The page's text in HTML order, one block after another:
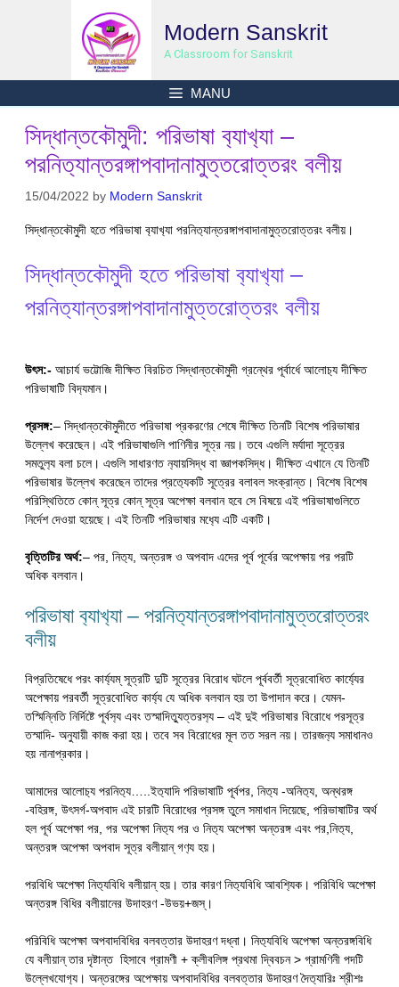
Modern Sanskrit
A Classroom for Sanskrit
MANU
সিদ্ধান্তক‍ৌমুদী: পরিভাষা ব‍্যাখ‍্যা –
পরনিত‍্যান্তরঙ্গাপবাদানামুত্তরোত্তরং বলীয়
15/04/2022 by Modern Sanskrit
সিদ্ধান্তক‍ৌমুদী হতে পরিভাষা ব‍্যাখ‍্যা পরনিত‍্যান্তরঙ্গাপবাদানামুত্তরোত্তরং বলীয়।
সিদ্ধান্তক‍ৌমুদী হতে পরিভাষা ব‍্যাখ‍্যা –
পরনিত‍্যান্তরঙ্গাপবাদানামুত্তরোত্তরং বলীয়
উৎস:- আচার্য ভট্টোজি দীক্ষিত বিরচিত সিদ্ধান্তকৌমুদী গ্রন্থের পূর্বার্ধে আলোচ‍্য দীক্ষিত
পরিভাষাটি বিদ‍্যমান।
প্রসঙ্গ:– সিদ্ধান্তকৌমুদীতে পরিভাষা প্রকরণের শেষে দীক্ষিত তিনটি বিশেষ পরিভাষার
উল্লেখ করেছেন। এই পরিভাষাগুলি পাণিনীর সূত্র নয়। তবে এগুলি মর্যাদা সূত্রের
সমতুল‍্য বলা চলে। এগুলি সাধারণত ন‍্যায়সিদ্ধ বা জ্ঞাপকসিদ্ধ। দীক্ষিত এখানে যে তিনটি
পরিভাষার উল্লেখ করেছেন তাদের প্রত‍্যেকটি সূত্রের বলাবল সংক্রান্ত। বিশেষ বিশেষ
পরিস্থিতিতে কোন্ সূত্র কোন্ সূত্র অপেক্ষা বলবান হবে সে বিষয়ে এই পরিভাষাগুলিতে
নির্দেশ দেওয়া হয়েছে। এই তিনটি পরিভাষার মধ‍্যে এটি একটি।
বৃত্তিটির অর্থ:– পর, নিত‍্য, অন্তরঙ্গ ও অপবাদ এদের পূর্ব পূর্বের অপেক্ষায় পর পরটি
অধিক বলবান।
পরিভাষা ব‍্যাখ‍্যা – পরনিত‍্যান্তরঙ্গাপবাদানামুত্তরোত্তরং
বলীয়
বিপ্রতিষেধে পরং কার্য‍্যম্ সূত্রটি দুটি সূত্রের বিরোধ ঘটলে পূর্ববর্তী সূত্রবোধিত কার্য‍্যের
অপেক্ষায় পরবর্তী সূত্রবোধিত কার্য‍্য যে অধিক বলবান হয় তা উপাদান করে। যেমন-
তস্মিন্নিতি নির্দিষ্টে পূর্বস‍্য এবং তস্মাদিত‍্যুত্তরস‍্য – এই দুই পরিভাষার বিরোধে পরসূত্র
তস্মাদি- অনুযায়ী কাজ করা হয়। তবে সব বিরোধের মূল তত সরল নয়। তারজন‍্য সমাধানও
হয় নানাপ্রকার।
আমাদের আলোচ‍্য পরনিত‍্য…..ইত‍্যাদি পরিভাষাটি পূর্বপর, নিত‍্য -অনিত‍্য, অন্থরঙ্গ
-বহিরঙ্গ, উৎসর্গ-অপবাদ এই চারটি বিরোধের প্রসঙ্গ তুলে সমাধান দিয়েছে, পরিভাষাটির অর্থ
হল পূর্ব অপেক্ষা পর, পর অপেক্ষা নিত‍্য পর ও নিত‍্য অপেক্ষা অন্তরঙ্গ এবং পর,নিত‍্য,
অন্তরঙ্গ অপেক্ষা অপবাদ সূত্র বলীয়ান্ গণ‍্য হয়।
পরবিধি অপেক্ষা নিত‍্যবিধি বলীয়ান্ হয়। তার কারণ নিত‍্যবিধি আবশ‍্যিক। পরিবিধি অপেক্ষা
অন্তরঙ্গ বিধির বলীয়ানের উদাহরণ -উভয়+জস্।
পরিবিধি অপেক্ষা অপবাদবিধির বলবত্তার উদাহরণ দধ্না। নিত‍্যবিধি অপেক্ষা অন্তরঙ্গবিধি
যে বলীয়ান্ তার দৃষ্টান্ত হিসাবে গ্রামণী + ক্লীবলিঙ্গ প্রথমা দ্বিবচন > গ্রামণিনী পদটি
উল্লেখযোগ‍্য। অন্তরঙ্গের অপেক্ষায় অপবাদবিধির বলবত্তার উদাহরণ দৈত‍্যারিঃ শ্রীশঃ